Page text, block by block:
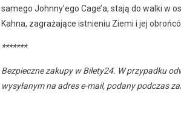
samego Johnny’ego Cage’a, stają do walki
Kahna, zagrażające istnieniu Ziemi i jej
*******
Bezpieczne zakupy w Bilety24. W przypadku
wysyłanym na adres e-mail, podany podczas